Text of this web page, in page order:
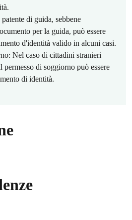
di guida, sebbene
per la guida, può essere
d'identità valido in alcuni casi.
Nel caso di cittadini stranieri
permesso di soggiorno può essere
di identità.